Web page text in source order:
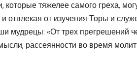
тяжелее самого греха,
отвлекая от изучения Торы и
мудрецы: «От трех прегрешений
рассеянности во время